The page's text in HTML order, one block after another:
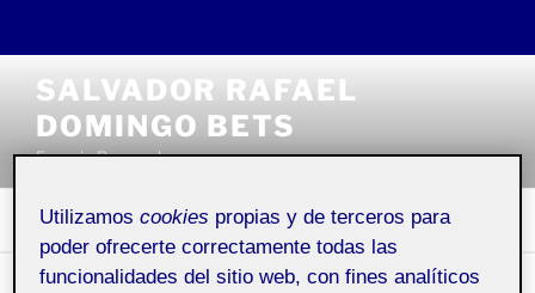
contenido
SALVADOR RAFAEL
DOMINGO BETS
Espacio Personal
Menú
Utilizamoscookies propias y de terceros para
poder ofrecerte correctamente todas las
funcionalidades del sitio web, con fines analíticos